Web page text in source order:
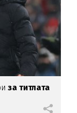
за титлата